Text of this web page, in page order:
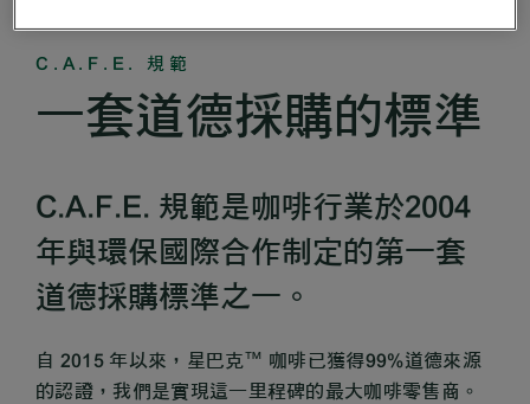
C.A.F.E. 規範
一套道德採購的標準
C.A.F.E. 規範是咖啡行業於2004
年與環保國際合作制定的第一套
道德採購標準之一。
自 2015 年以來，星巴克™ 咖啡已獲得99%道德來源
的認證，我們是實現這一里程碑的最大咖啡零售商。